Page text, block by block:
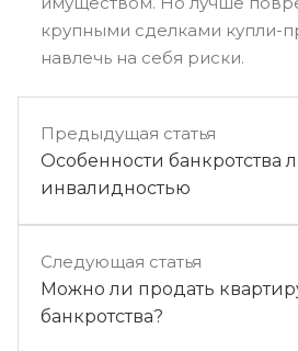
крупными сделками купли-
навлечь на себя риски.
Предыдущая статья
Особенности банкротства
инвалидностью
Следующая статья
Можно ли продать
банкротства?